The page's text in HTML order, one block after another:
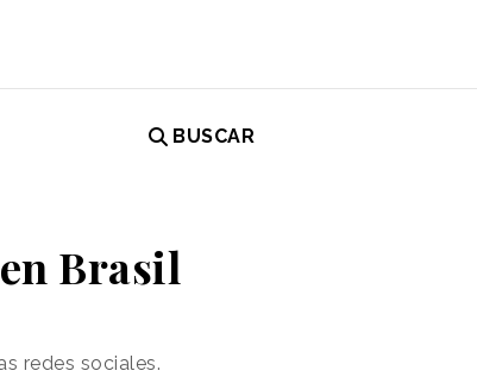
BUSCAR
Brasil
redes sociales.